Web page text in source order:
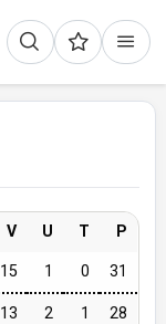
V U T P
15 1 0 31
13 2 1 28